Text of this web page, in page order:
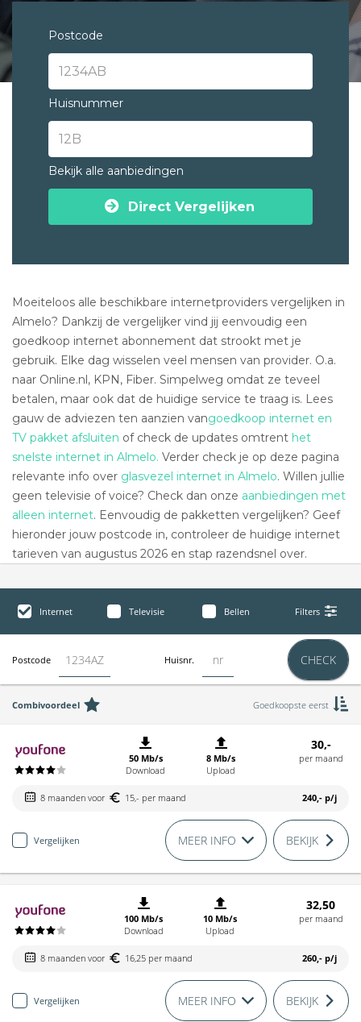
Postcode
Huisnummer
Bekijk alle aanbiedingen
Direct Vergelijken
Moeiteloos alle beschikbare internetproviders vergelijken in
Almelo? Dankzij de vergelijker vind jij eenvoudig een
goedkoop internet abonnement dat strookt met je
gebruik. Elke dag wisselen veel mensen van provider. O.a.
naar Online.nl, KPN, Fiber. Simpelweg omdat ze teveel
betalen, maar ook dat de huidige service te traag is. Lees
gauw de adviezen ten aanzien vangoedkoop internet en
TV pakket afsluiten of check de updates omtrent het
snelste internet in Almelo. Verder check je op deze pagina
relevante info over glasvezel internet in Almelo. Willen jullie
geen televisie of voice? Check dan onze aanbiedingen met
alleen internet. Eenvoudig de pakketten vergelijken? Geef
hieronder jouw postcode in, controleer de huidige internet
tarieven van augustus 2026 en stap razendsnel over.
Internet Televisie Bellen Filters
Postcode Huisnr. CHECK
Combivoordeel Goedkoopste eerst
50 Mb/s
Download
8 Mb/s
Upload
30,-
per maand
8 maanden voor 15,- per maand 240,- p/j
Vergelijken MEER INFO BEKIJK
100 Mb/s
Download
10 Mb/s
Upload
32,50
per maand
8 maanden voor 16,25 per maand 260,- p/j
Vergelijken MEER INFO BEKIJK